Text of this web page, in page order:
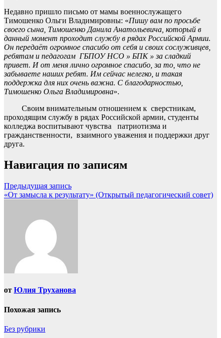
Недавно пришло письмо от мамы военнослужащего
Тимошенко Ольги Владимировны: «Пишу вам по просьбе
своего сына, Тимошенко Данила Анатольевича, который в
данный момент проходит службу в рядах Российской Армии.
Он передаёт огромное спасибо от себя и своих сослуживцев,
ребятам и педагогам ГБПОУ НСО » БПК » за сладкий
привет. И от меня лично огромное спасибо, за то, что не
забываете наших ребят. Им сейчас нелегко, и такая
поддержка для них очень важна. С благодарностью,
Тимошенко Ольга Владимировна».
Своим внимательным отношением к сверстникам,
проходящим службу в рядах Российской армии, студенты
колледжа воспитывают чувства
патриотизма и
гражданственности, взаимного уважения и поддержки друг
друга.
Навигация по записям
Предыдущая запись
«От замысла к результату» (Открытый педагогический совет)
от Юлия Труханова
Похожая запись
Без рубрики